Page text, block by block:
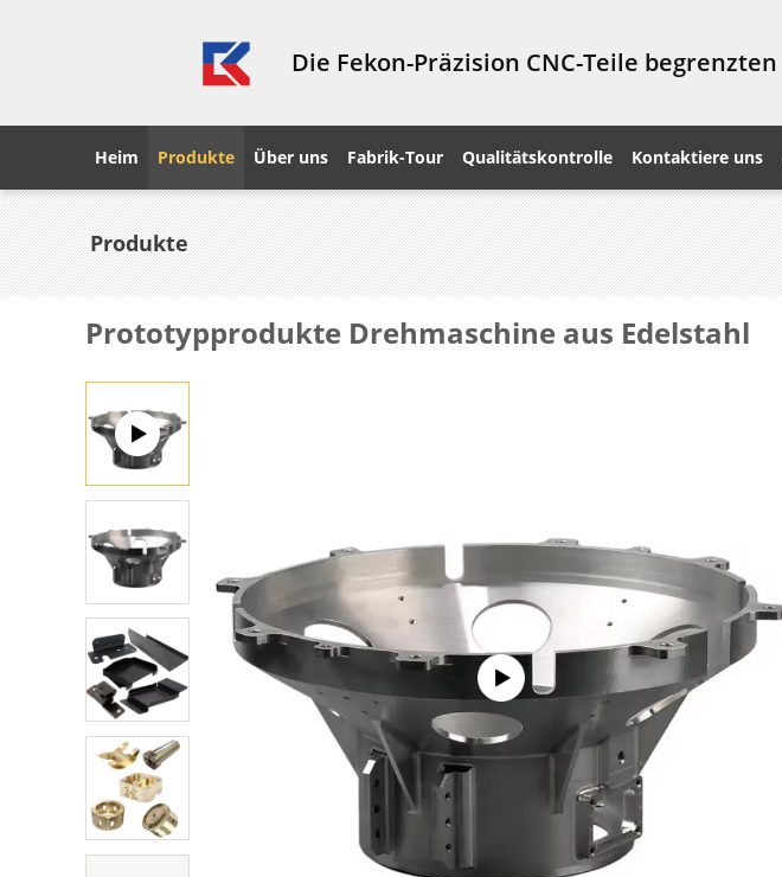
Die Fekon-Präzision CNC-Teile begrenzten
Heim Produkte Über uns Fabrik-Tour Qualitätskontrolle Kontaktiere uns
Produkte
Prototypprodukte Drehmaschine aus Edelstahl